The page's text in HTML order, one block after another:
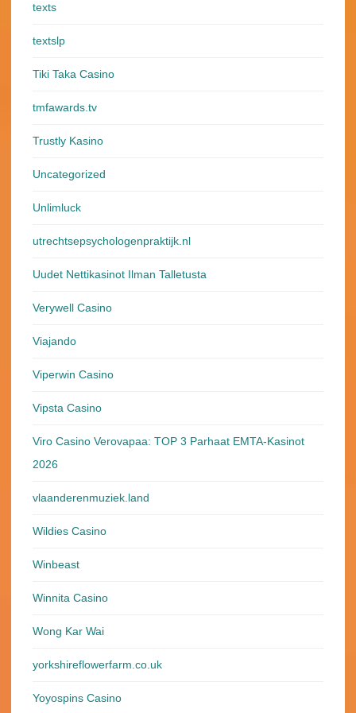
texts
textslp
Tiki Taka Casino
tmfawards.tv
Trustly Kasino
Uncategorized
Unlimluck
utrechtsepsychologenpraktijk.nl
Uudet Nettikasinot Ilman Talletusta
Verywell Casino
Viajando
Viperwin Casino
Vipsta Casino
Viro Casino Verovapaa: TOP 3 Parhaat EMTA-Kasinot
2026
vlaanderenmuziek.land
Wildies Casino
Winbeast
Winnita Casino
Wong Kar Wai
yorkshireflowerfarm.co.uk
Yoyospins Casino